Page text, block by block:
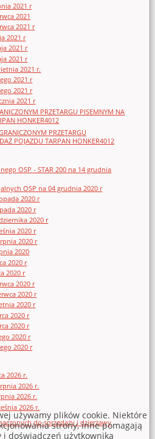
2021 r
2021
2021 r
2021 r
2021 r
2021 r
2021 r.
2021 r
2021 r
2021 r
PRZETARGU PISEMNYM NA
HONKER4012
PRZETARGU
POJAZDU TARPAN HONKER4012
OSP - STAR 200 na 14 grudnia
OSP na 04 grudnia 2020 r
2020 r
2020 r
2020 r
2020 r
2020 r
2020
2020 r
2020 r
2020 r
2020 r
2020 r
2020 r
2020 r
2020 r
2020 r
2026 r.
2026 r.
2026 r.
2026 r.
do sprzedaży i dzierżawy
używamy plików cookie. Niektóre
strony, inne pomagają
doświadczeń użytkownika